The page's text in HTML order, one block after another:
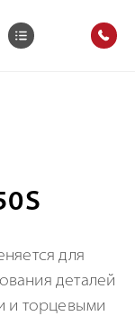
для
деталей
и торцевыми